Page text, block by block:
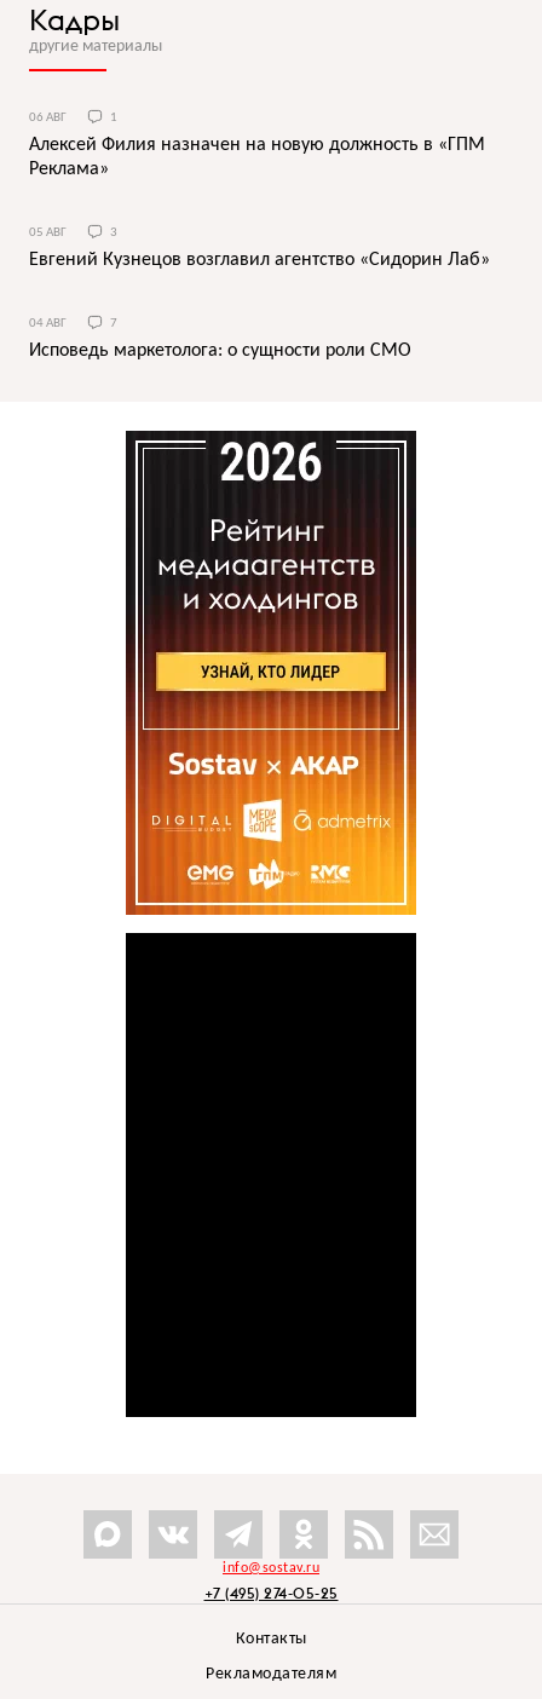
Кадры
другие материалы
06 АВГ 1
Алексей Филия назначен на новую должность в «ГПМ
Реклама»
05 АВГ 3
Евгений Кузнецов возглавил агентство «Сидорин Лаб»
04 АВГ 7
Исповедь маркетолога: о сущности роли СМО
info@sostav.ru
+7 (495) 274-05-25
Контакты
Рекламодателям